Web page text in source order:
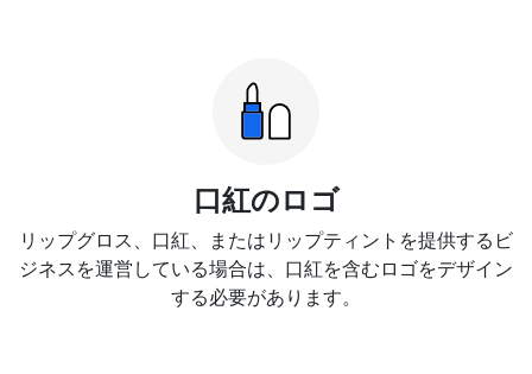
口紅のロゴ
リップグロス、口紅、またはリップティントを提供するビ
ジネスを運営している場合は、口紅を含むロゴをデザイン
する必要があります。